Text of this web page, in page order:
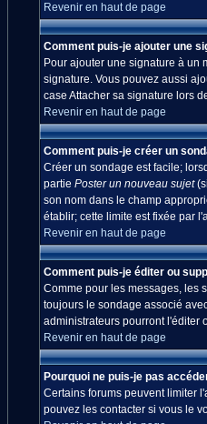
Revenir en haut de page
Comment puis-je ajouter une
Pour ajouter une signature à un
signature. Vous pouvez aussi
case Attacher sa signature lors
Revenir en haut de page
Comment puis-je créer un
Créer un sondage est facile;
partie Poster un nouveau sujet
son nom dans le champ
établir; cette limite est fixée par
Revenir en haut de page
Comment puis-je éditer ou
Comme pour les messages, les
toujours le sondage associé
administrateurs pourront l'éditer
Revenir en haut de page
Pourquoi ne puis-je pas
Certains forums peuvent limiter
pouvez les contacter si vous le